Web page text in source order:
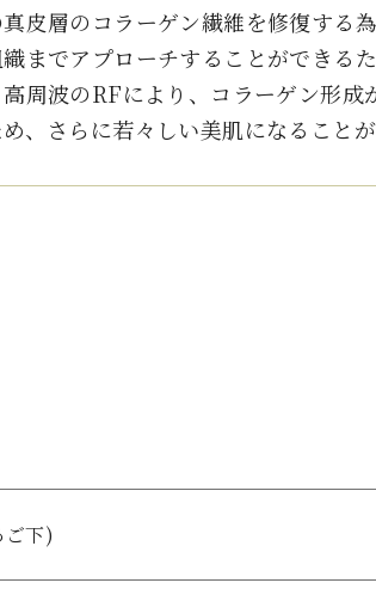
皮層のコラーゲン繊維を修復する
までアプローチすることができる
周波のRFにより、コラーゲン形成
、さらに若々しい美肌になることが
ご下)